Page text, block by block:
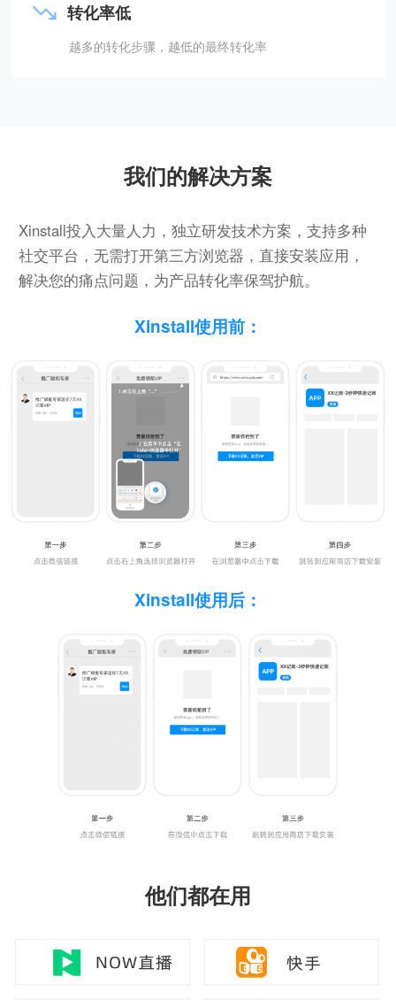
转化率低
越多的转化步骤，越低的最终转化率
我们的解决方案
Xinstall投入大量人力，独立研发技术方案，支持多种
社交平台，无需打开第三方浏览器，直接安装应用，
解决您的痛点问题，为产品转化率保驾护航。
Xinstall使用前：
Xinstall使用后：
他们都在用